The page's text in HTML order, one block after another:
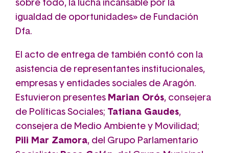
sobre todo, la lucha incansable por la
igualdad de oportunidades» de Fundación
Dfa.
El acto de entrega de también contó con la
asistencia de representantes institucionales,
empresas y entidades sociales de Aragón.
Estuvieron presentes Marian Orós, consejera
de Políticas Sociales; Tatiana Gaudes,
consejera de Medio Ambiente y Movilidad;
Pili Mar Zamora, del Grupo Parlamentario